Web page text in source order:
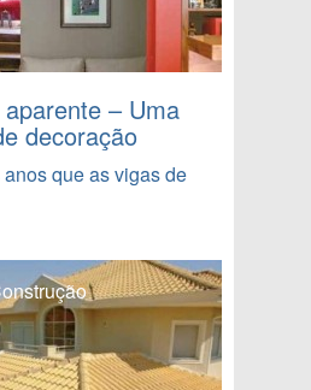
– Uma
decoração
que as vigas de